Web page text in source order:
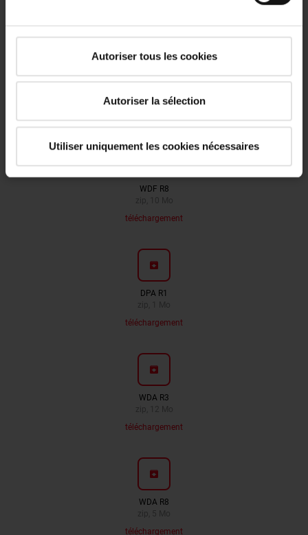
Autoriser tous les cookies
Autoriser la sélection
Utiliser uniquement les cookies nécessaires
archive
WDF R7
zip, 10 Mo
WDF R8
téléchargement
archive
DPA R1
téléchargement
archive
WDA R3
téléchargement
archive
WDA R8
téléchargement